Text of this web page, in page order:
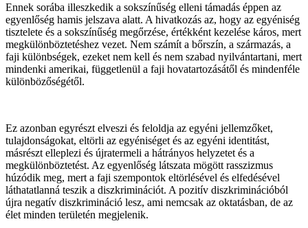
Ennek sorába illeszkedik a sokszínűség elleni támadás éppen az
egyenlőség hamis jelszava alatt. A hivatkozás az, hogy az egyéniség
tisztelete és a sokszínűség megőrzése, értékként kezelése káros, mert
megkülönböztetéshez vezet. Nem számít a bőrszín, a származás, a
faji különbségek, ezeket nem kell és nem szabad nyilvántartani, mert
mindenki amerikai, függetlenül a faji hovatartozásátől és mindenféle
különbözőségétől.
Ez azonban egyrészt elveszi és feloldja az egyéni jellemzőket,
tulajdonságokat, eltörli az egyéniséget és az egyéni identitást,
másrészt elleplezi és újratermeli a hátrányos helyzetet és a
megkülönböztetést. Az egyenlőség látszata mögött rasszizmus
húzódik meg, mert a faji szempontok eltörlésével és elfedésével
láthatatlanná teszik a diszkriminációt. A pozitív diszkriminációból
újra negatív diszkrimináció lesz, ami nemcsak az oktatásban, de az
élet minden területén megjelenik.